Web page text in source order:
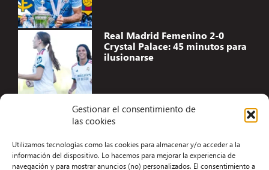
Gestionar el consentimiento de
las cookies
Utilizamos tecnologías como las cookies para almacenar y/o acceder a la
información del dispositivo. Lo hacemos para mejorar la experiencia de
navegación y para mostrar anuncios (no) personalizados. El consentimiento a
Real Madrid Femenino 2-0
Crystal Palace: 45 minutos para
ilusionarse
Aviso Legal